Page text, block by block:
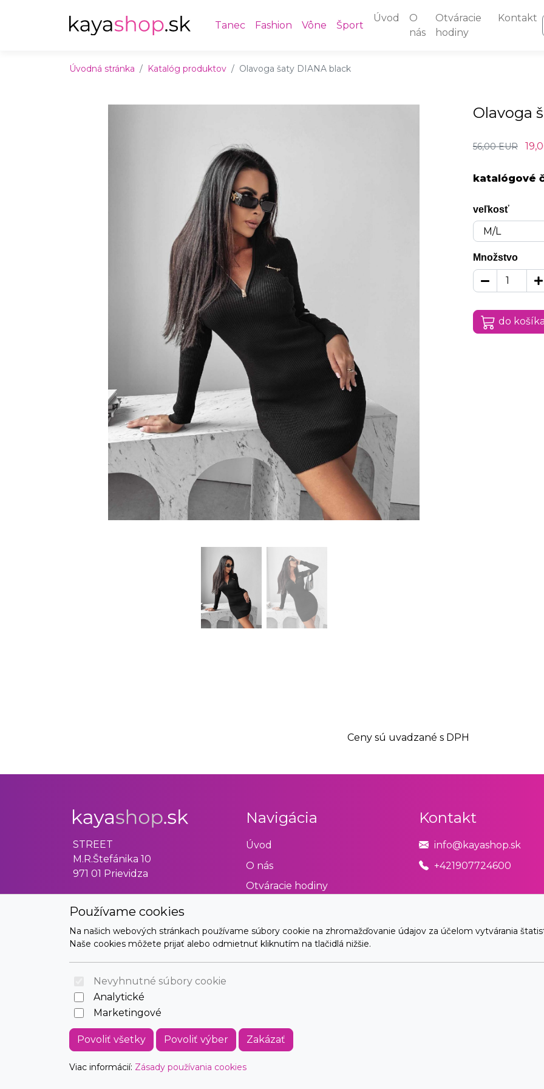
Tanec
Fashion Vône Šport
Úvod
O
nás
Otváracie
hodiny
Kontakt
Úvodná stránka Katalóg produktov Olavoga šaty DIANA black
Olavoga
56,00 EUR
katalógové
veľkosť
Množstvo
do
Ceny sú uvadzané s DPH
Používame cookies
Na našich webových stránkach používame súbory cookie na zhromažďovanie údajov za účelom vytvárania
Naše cookies môžete prijať alebo odmietnuť kliknutím na tlačidlá nižšie.
Nevyhnutné súbory cookie
Analytické
Marketingové
Povoliť všetky Povoliť výber Zakázať
Viac informácií: Zásady používania cookies
STREET
M.R.Štefánika 10
971 01 Prievidza
Navigácia
Úvod
O nás
Otváracie hodiny
Odstúpiť od zmluvy tu
Kontakt
Kontakt
info@kayashop.sk
+421907724600